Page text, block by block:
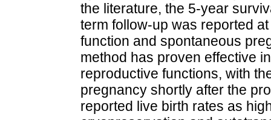
the literature, the 5-year
term follow-up was reported
function and spontaneous
method has proven effective
reproductive functions, with
pregnancy shortly after the
reported live birth rates as